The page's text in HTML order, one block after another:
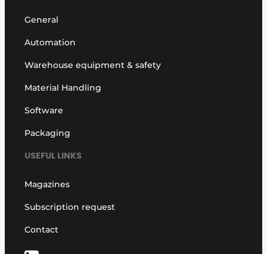
General
Automation
Warehouse equipment & safety
Material Handling
Software
Packaging
USEFUL LINKS
Magazines
Subscription request
Contact